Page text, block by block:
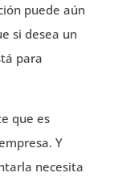
puede aún
si desea un
para
que es
Y
necesita